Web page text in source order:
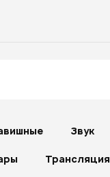
Звук
Трансляция